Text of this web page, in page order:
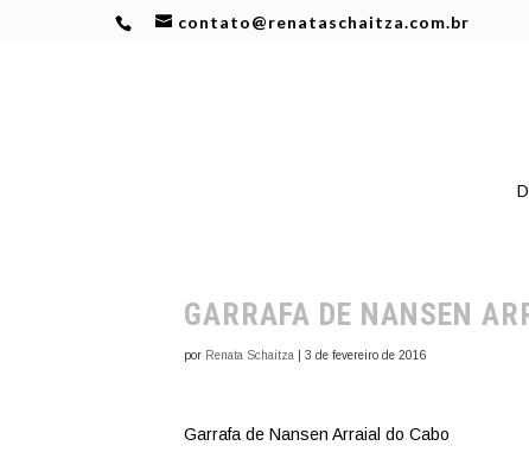
contato@renataschaitza.com.br
GARRAFA DE NANSEN
por Renata Schaitza 3 de fevereiro de 2016
Garrafa de Nansen Arraial do Cabo